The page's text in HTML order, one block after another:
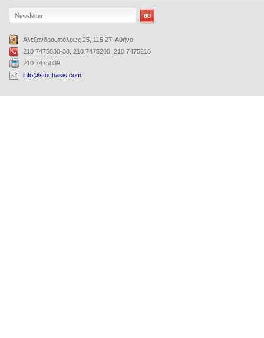
Αλεξανδρουπόλεως 25, 115 27, Αθήνα
210 7475830-38, 210 7475200, 210 7475218
210 7475839
info@stochasis.com